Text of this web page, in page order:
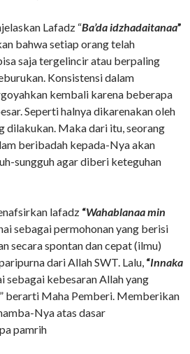
Lafadz “Ba’da idzhadaitanaa”
bahwa setiap orang telah
saja tergelincir atau berpaling
Konsistensi dalam
kembali karena beberapa
Seperti halnya dikarenakan oleh
dilakukan. Maka dari itu, seorang
beribadah kepada-Nya akan
sungguh agar diberi keteguhan
lafadz “Wahablanaa min
sebagai permohonan yang berisi
secara spontan dan cepat (ilmu)
dari Allah SWT. Lalu, “Innaka
sebagai kebesaran Allah yang
” berarti Maha Pemberi. Memberikan
Nya atas dasar
pamrih